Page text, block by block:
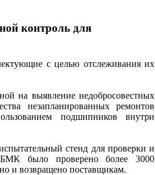
контроль для
с целью отслеживания их
на выявление недобросовестных
незапланированных ремонтов
подшипников внутри
стенд для проверки и
было проверено более 3000
и возвращено поставщикам.